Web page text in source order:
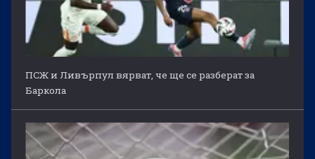
ПСЖ и Ливърпул вярват, че ще се разберат за
Баркола